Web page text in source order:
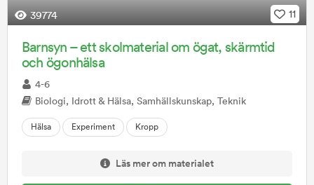
39774 11
Barnsyn – ett skolmaterial om ögat, skärmtid
och ögonhälsa
4-6
Biologi, Idrott & Hälsa, Samhällskunskap, Teknik
Hälsa Experiment Kropp
Läs mer om materialet